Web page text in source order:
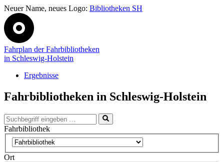
Neuer Name, neues Logo: Bibliotheken SH
Fahrplan der Fahrbibliotheken
in Schleswig-Holstein
Ergebnisse
Fahrbibliotheken in Schleswig-Holstein
Fahrbibliothek
Ort